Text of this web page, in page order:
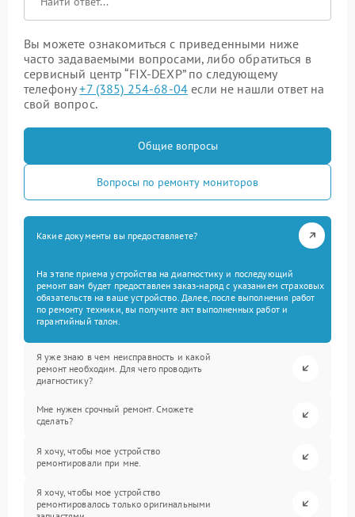
Вы можете ознакомиться с приведенными ниже
часто задаваемыми вопросами, либо обратиться в
сервисный центр “FIX-DEXP” по следующему
телефону+7 (385) 254-68-04 если не нашли ответ на
свой вопрос.
Общие вопросы
Вопросы по ремонту мониторов
Какие документы вы предоставляете?
На этапе приема устройства на диагностику и последующий
ремонт вам будет предоставлен заказ-наряд с указанием страховых
обязательств на ваше устройство. Далее, после выполнения работ
по ремонту техники, вы получите акт выполненных работ и
гарантийный талон.
Я уже знаю в чем неисправность и какой
ремонт необходим. Для чего проводить
диагностику?
Мне нужен срочный ремонт. Сможете
сделать?
Я хочу, чтобы мое устройство
ремонтировали при мне.
Я хочу, чтобы мое устройство
ремонтировалось только оригинальными